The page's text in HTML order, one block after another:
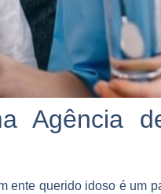
Agência
ente querido idoso é um